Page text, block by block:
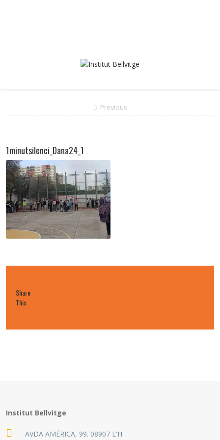
Previous
1minutsilenci_Dana24_1
Share
This
Institut Bellvitge
AVDA AMÈRICA, 99. 08907 L'H